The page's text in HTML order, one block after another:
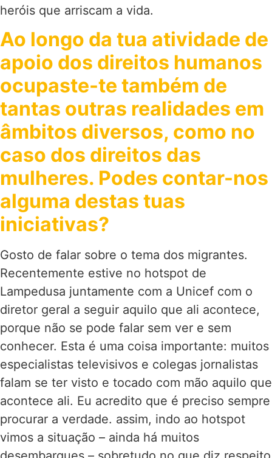
heróis que arriscam a vida.
Ao longo da tua atividade de
apoio dos direitos humanos
ocupaste-te também de
tantas outras realidades em
âmbitos diversos, como no
caso dos direitos das
mulheres. Podes contar-nos
alguma destas tuas
iniciativas?
Gosto de falar sobre o tema dos migrantes.
Recentemente estive no hotspot de
Lampedusa juntamente com a Unicef com o
diretor geral a seguir aquilo que ali acontece,
porque não se pode falar sem ver e sem
conhecer. Esta é uma coisa importante: muitos
especialistas televisivos e colegas jornalistas
falam se ter visto e tocado com mão aquilo que
acontece ali. Eu acredito que é preciso sempre
procurar a verdade. assim, indo ao hotspot
vimos a situação – ainda há muitos